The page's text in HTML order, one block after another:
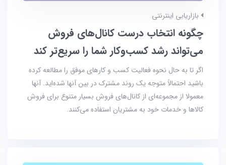
بازاریابی اینترنتی
چگونه انتخاب درست کانال‌های فروش
می‌تواند رشد کسب‌وکار شما را سریع‌تر کند
اگر تا به حال نحوه فعالیت کسب و کارهای موفق را مطالعه کرده
باشید احتمالاً متوجه یک روند مشترک در بین آنها شده‌اید. آنها
معمولا از مجموعه‌ای از کانال‌های فروش بسیار متنوع برای فروش
کالاها و خدمات خود به مشتریان استفاده می‌کنند.